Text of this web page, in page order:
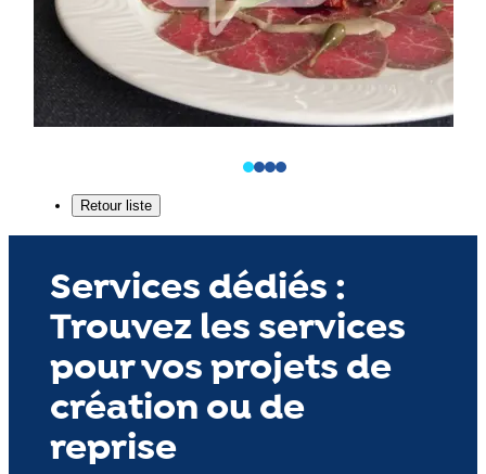
Services dédiés :
Trouvez les services
pour vos projets de
création ou de
reprise